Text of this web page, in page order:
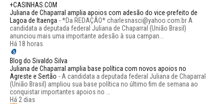
+CASINHAS.COM
Juliana de Chaparral amplia apoios com adesão do vice-prefeito de
Lagoa de Itaenga -*Da REDAÇÃO* charlesnasci@yahoo.com.br A
candidata a deputada federal Juliana de Chaparral (União Brasil)
anunciou mais uma importante adesão à sua campan...
Há 18 horas
Blog do Sivaldo Silva
Juliana de Chaparral amplia base política com novos apoios no
Agreste e Sertão - A candidata a deputada federal Juliana de Chaparral
(União Brasil) ampliou sua base política no último fim de semana ao
conquistar importantes apoios no ...
Há 2 dias